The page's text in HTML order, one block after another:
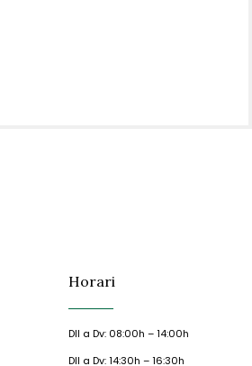
Horari
Dll a Dv: 08:00h – 14:00h
Dll a Dv: 14:30h – 16:30h